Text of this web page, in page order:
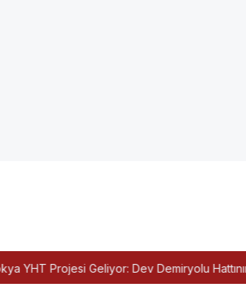
YHT Projesi Geliyor: Dev Demiryolu Hattının